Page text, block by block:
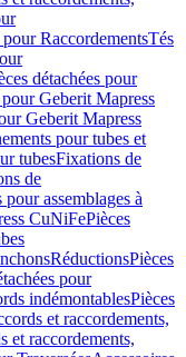
pour RaccordementsTés
détachées pour
Geberit Mapress
Geberit Mapress
pour tubes et
tubesFixations de
de
assemblages à
CuNiFePièces
RéductionsPièces
pour
indémontablesPièces
et raccordements,
et raccordements,